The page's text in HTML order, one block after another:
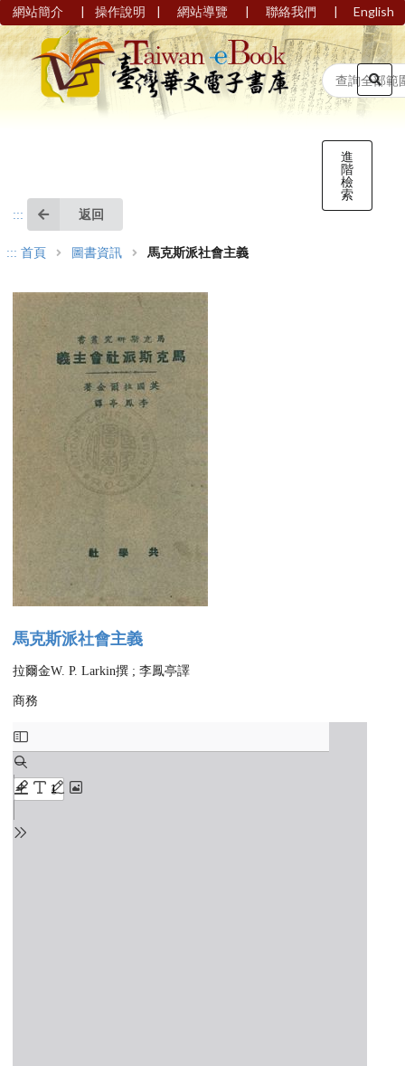
網站簡介 | 操作說明 | 網站導覽 | 聯絡我們 | English
進
階
檢
索
::: 返回
::: 首頁 圖書資訊 馬克斯派社會主義
馬克斯派社會主義
拉爾金W. P. Larkin撰 ; 李鳳亭譯
商務